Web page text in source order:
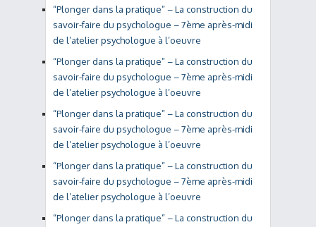
“Plonger dans la pratique” – La construction du
savoir-faire du psychologue – 7ème après-midi
de l’atelier psychologue à l’oeuvre
“Plonger dans la pratique” – La construction du
savoir-faire du psychologue – 7ème après-midi
de l’atelier psychologue à l’oeuvre
“Plonger dans la pratique” – La construction du
savoir-faire du psychologue – 7ème après-midi
de l’atelier psychologue à l’oeuvre
“Plonger dans la pratique” – La construction du
savoir-faire du psychologue – 7ème après-midi
de l’atelier psychologue à l’oeuvre
“Plonger dans la pratique” – La construction du